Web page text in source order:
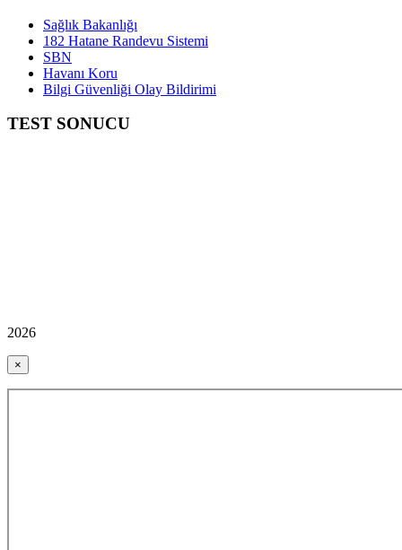
Sağlık Bakanlığı
182 Hatane Randevu Sistemi
SBN
Havanı Koru
Bilgi Güvenliği Olay Bildirimi
TEST SONUCU
2026
×